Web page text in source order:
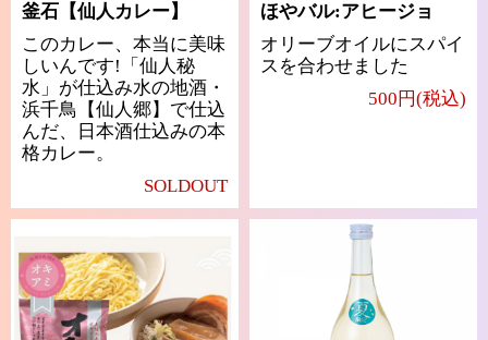
釜石【仙人カレー】
このカレー、本当に美味
しいんです!「仙人秘
水」が仕込み水の地酒・
浜千鳥【仙人郷】で仕込
んだ、日本酒仕込みの本
格カレー。
SOLDOUT
ほやバル:アヒージョ
オリーブオイルにスパイ
スを合わせました
500円(税込)